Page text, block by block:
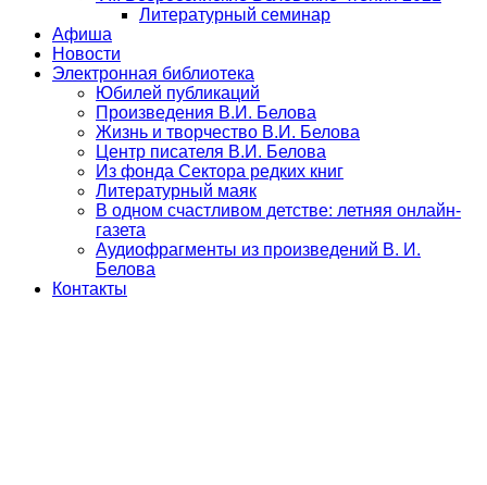
Литературный семинар
Афиша
Новости
Электронная библиотека
Юбилей публикаций
Произведения В.И. Белова
Жизнь и творчество В.И. Белова
Центр писателя В.И. Белова
Из фонда Сектора редких книг
Литературный маяк
В одном счастливом детстве: летняя онлайн-
газета
Аудиофрагменты из произведений В. И.
Белова
Контакты